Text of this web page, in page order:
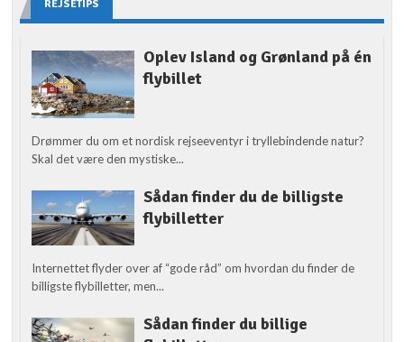
REJSETIPS
Oplev Island og Grønland på én
flybillet
Drømmer du om et nordisk rejseeventyr i tryllebindende natur?
Skal det være den mystiske...
Sådan finder du de billigste
flybilletter
Internettet flyder over af “gode råd” om hvordan du finder de
billigste flybilletter, men...
Sådan finder du billige